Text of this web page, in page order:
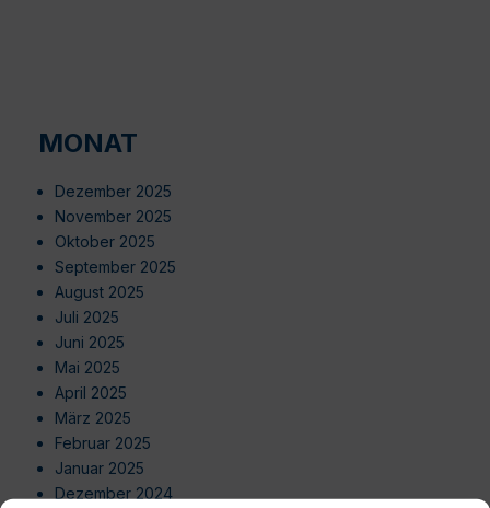
MONAT
Dezember 2025
November 2025
Oktober 2025
September 2025
August 2025
Juli 2025
Juni 2025
Mai 2025
April 2025
März 2025
Februar 2025
Januar 2025
Dezember 2024